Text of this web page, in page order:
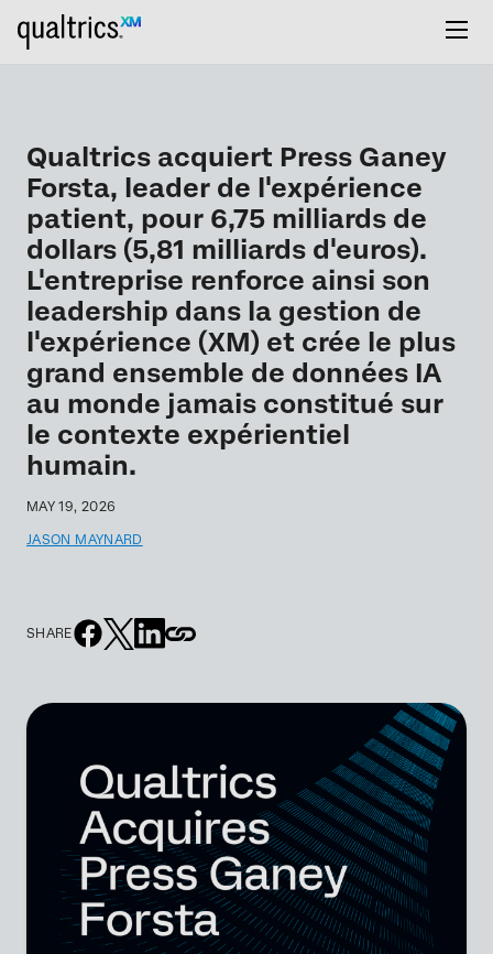
Qualtrics acquiert Press Ganey
Forsta, leader de l'expérience
patient, pour 6,75 milliards de
dollars (5,81 milliards d'euros).
L'entreprise renforce ainsi son
leadership dans la gestion de
l'expérience (XM) et crée le plus
grand ensemble de données IA
au monde jamais constitué sur
le contexte expérientiel
humain.
MAY 19, 2026
JASON MAYNARD
SHARE